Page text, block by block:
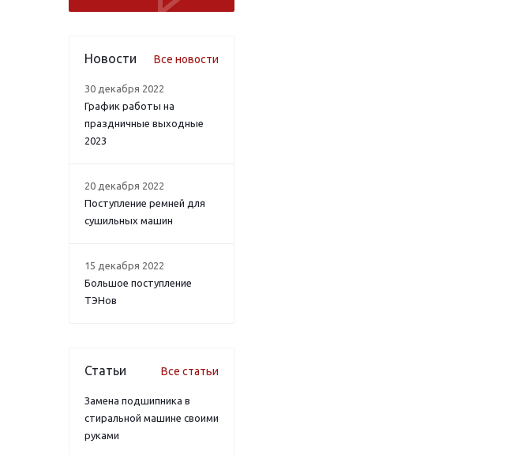
Новости Все новости
30 декабря 2022
График работы на
праздничные выходные
2023
20 декабря 2022
Поступление ремней для
сушильных машин
15 декабря 2022
Большое поступление
ТЭНов
Статьи Все статьи
Замена подшипника в
стиральной машине своими
руками